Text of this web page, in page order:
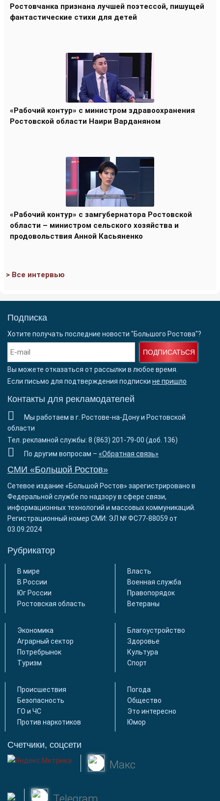
Ростовчанка признана лучшей поэтессой, пишущей
фантастические стихи для детей
«Рабочий контур» с министром здравоохранения
Ростовской области Наири Варданяном
«Рабочий контур» с замгубернатора Ростовской
области – министром сельского хозяйства и
продовольствия Анной Касьяненко
> Все интервью
Подписка
Хотите получать последние новости "Большого Ростова"?
ПОДПИСАТЬСЯ
Вы можете отказаться от рассылки в любое время.
Если письмо для подтверждения подписки не пришло
Контакты для рекламодателей
Мы работаем в г. Ростове-на-Дону и Ростовской
области
Тел. рекламной службы: 8 (863) 201-79-00 (доб. 136)
По другим вопросам – «Обратная связь»
СМИ «Большой Ростов»
Сетевое издание «Большой Ростов» зарегистрировано в
Федеральной службе по надзору в сфере связи,
информационных технологий и массовых коммуникаций.
Регистрационный номер СМИ: ЭЛ № ФС77-88059 от
03.09.2024
Рубрикатор
В мире
В России
Юг России
Ростовская область
Власть
Военная служба
Правопорядок
Ветераны
Экономика
Аграрный сектор
Потребрынок
Туризм
Благоустройство
Здоровье
Культура
Спорт
Происшествия
Безопасность
ГО и ЧС
Против наркотиков
Погода
Общество
Это интересно
Юмор
Счетчики, соцсети
Макс